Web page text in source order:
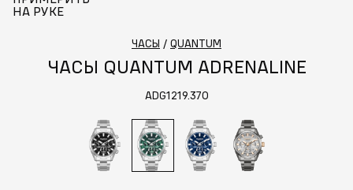
НА РУКЕ
ЧАСЫ / QUANTUM
ЧАСЫ QUANTUM ADRENALINE
ADG1219.370